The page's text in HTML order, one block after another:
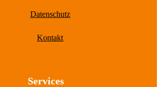
Datenschutz
Kontakt
Services